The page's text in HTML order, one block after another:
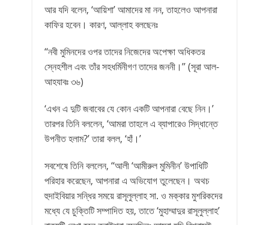
আর যদি বলেন, ‘আয়িশা’ আমাদের মা নন, তাহলেও আপনারা
কাফির হবেন। কারণ, আল্লাহ বলছেনঃ
‘‘নবী মুমিনদের ওপর তাদের নিজেদের অপেক্ষা অধিকতর
স্নেহশীল এবং তাঁর সহধর্মিনীগণ তাদের জননী।’’ (সূরা আল-
আহযাবঃ ৩৬)
‘এখন এ দুটি জবাবের যে কোন একটি আপনারা বেছে নিন।’
তারপর তিনি বললেন, ‘আমরা তাহলে এ ব্যাপারেও সিদ্ধান্তে
উপনীত হলাম?’ তারা বলল, ‘হাঁ।’
সবশেষে তিনি বললেন, ‘‘আলী ‘আমীরুল মুমিনীন’ উপাধিটি
পরিহার করেছেন, আপনারা এ অভিযোগ তুলেছেন। অথচ
হুদাইবিয়ার সন্ধির সময়ে রাসূলুল্লাহ সা. ও মক্কার মুশরিকদের
মধ্যে যে চুক্তিটি সম্পাদিত হয়, তাতে ‘মুহাম্মাদুর রাসূলুল্লাহ’